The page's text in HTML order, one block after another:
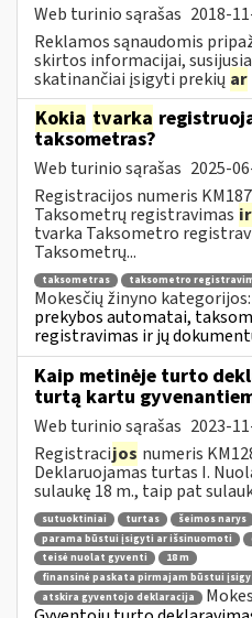
Web turinio sąrašas 2018-
Reklamos sąnaudomis
skirtos informacijai,
skatinančiai įsigyti prekių ar
Kokia tvarka
taksometras?
Web turinio sąrašas 2025-
Registracijos numeris
Taksometrų registravimas ir
tvarka Taksometro
Taksometrų...
taksometras taksometro
Mokesčių žinyno kategorijos:
prekybos automatai,
registravimas ir jų
Kaip metinėje turto
turtą kartu
Web turinio sąrašas 2023-
Registracijos numeris
Deklaruojamas turtas I.
sulaukę 18 m., taip pat
sutuoktiniai turtas šeimos narys
parama būstui įsigyti ar išsinuomoti
teisė nuolat gyventi
18 m
finansinė paskata pirmajam būstui
atskira gyventojo deklaracija